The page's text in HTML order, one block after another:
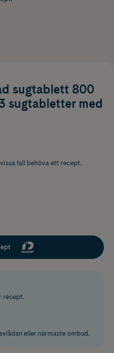
sugtablett 800
sugtabletter med
fall behöva ett recept.
recept.
eller närmaste ombud.